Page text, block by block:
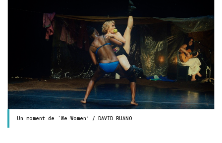
Un moment de ‘We Women’ / DAVID RUANO